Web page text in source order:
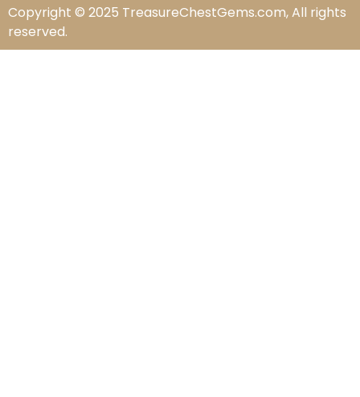
Copyright © 2025 TreasureChestGems.com, All rights
reserved.